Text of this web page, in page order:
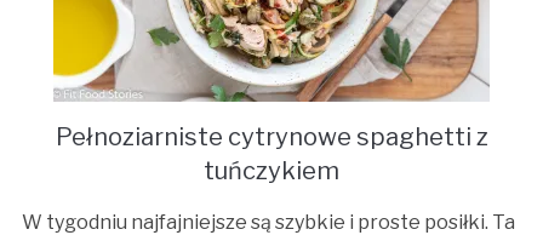
Pełnoziarniste cytrynowe spaghetti z
tuńczykiem
W tygodniu najfajniejsze są szybkie i proste posiłki. Ta